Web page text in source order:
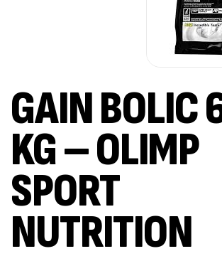
GAIN BOLIC
KG – OLIMP
SPORT
NUTRITION